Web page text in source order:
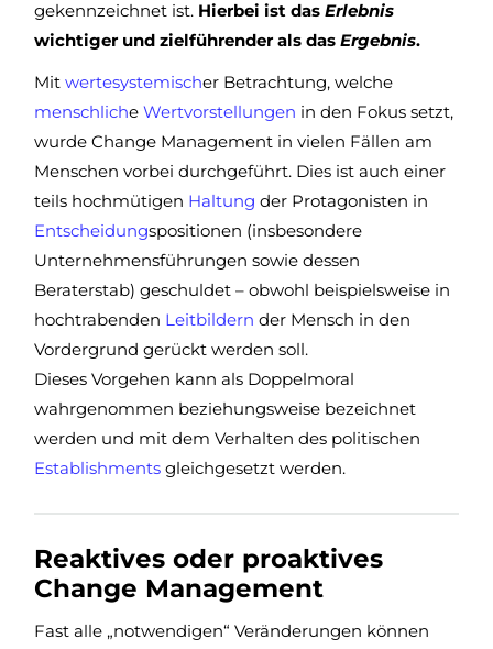
gekennzeichnet ist. Hierbei ist das Erlebnis
wichtiger und zielführender als das Ergebnis.
Mit wertesystemischer Betrachtung, welche
menschliche Wertvorstellungen in den Fokus setzt,
wurde Change Management in vielen Fällen am
Menschen vorbei durchgeführt. Dies ist auch einer
teils hochmütigen Haltung der Protagonisten in
Entscheidungspositionen (insbesondere
Unternehmensführungen sowie dessen
Beraterstab) geschuldet – obwohl beispielsweise in
hochtrabenden Leitbildern der Mensch in den
Vordergrund gerückt werden soll.
Dieses Vorgehen kann als Doppelmoral
wahrgenommen beziehungsweise bezeichnet
werden und mit dem Verhalten des politischen
Establishments gleichgesetzt werden.
Reaktives oder proaktives
Change Management
Fast alle „notwendigen“ Veränderungen können